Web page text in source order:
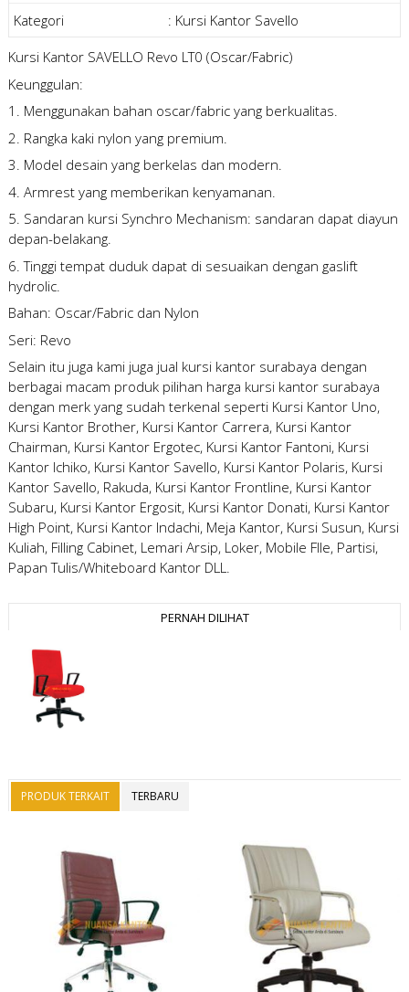
Kategori
: Kursi Kantor Savello
Kursi Kantor SAVELLO Revo LT0 (Oscar/Fabric)
Keunggulan:
1. Menggunakan bahan oscar/fabric yang berkualitas.
2. Rangka kaki nylon yang premium.
3. Model desain yang berkelas dan modern.
4. Armrest yang memberikan kenyamanan.
5. Sandaran kursi Synchro Mechanism: sandaran dapat diayun
depan-belakang.
6. Tinggi tempat duduk dapat di sesuaikan dengan gaslift
hydrolic.
Bahan: Oscar/Fabric dan Nylon
Seri: Revo
Selain itu juga kami juga jual kursi kantor surabaya dengan
berbagai macam produk pilihan harga kursi kantor surabaya
dengan merk yang sudah terkenal seperti Kursi Kantor Uno,
Kursi Kantor Brother, Kursi Kantor Carrera, Kursi Kantor
Chairman, Kursi Kantor Ergotec, Kursi Kantor Fantoni, Kursi
Kantor Ichiko, Kursi Kantor Savello, Kursi Kantor Polaris, Kursi
Kantor Savello, Rakuda, Kursi Kantor Frontline, Kursi Kantor
Subaru, Kursi Kantor Ergosit, Kursi Kantor Donati, Kursi Kantor
High Point, Kursi Kantor Indachi, Meja Kantor, Kursi Susun, Kursi
Kuliah, Filling Cabinet, Lemari Arsip, Loker, Mobile FIle, Partisi,
Papan Tulis/Whiteboard Kantor DLL.
PERNAH DILIHAT
PRODUK TERKAIT TERBARU